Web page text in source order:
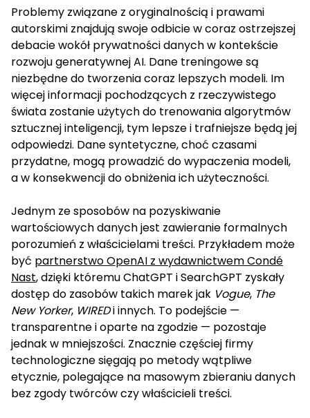
Problemy związane z oryginalnością i prawami
autorskimi znajdują swoje odbicie w coraz ostrzejszej
debacie wokół prywatności danych w kontekście
rozwoju generatywnej AI. Dane treningowe są
niezbędne do tworzenia coraz lepszych modeli. Im
więcej informacji pochodzących z rzeczywistego
świata zostanie użytych do trenowania algorytmów
sztucznej inteligencji, tym lepsze i trafniejsze będą jej
odpowiedzi. Dane syntetyczne, choć czasami
przydatne, mogą prowadzić do wypaczenia modeli,
a w konsekwencji do obniżenia ich użyteczności.
Jednym ze sposobów na pozyskiwanie
wartościowych danych jest zawieranie formalnych
porozumień z właścicielami treści. Przykładem może
być partnerstwo OpenAI z wydawnictwem Condé
Nast, dzięki któremu ChatGPT i SearchGPT zyskały
dostęp do zasobów takich marek jak Vogue, The
New Yorker, WIREDi innych. To podejście —
transparentne i oparte na zgodzie — pozostaje
jednak w mniejszości. Znacznie częściej firmy
technologiczne sięgają po metody wątpliwe
etycznie, polegające na masowym zbieraniu danych
bez zgody twórców czy właścicieli treści.